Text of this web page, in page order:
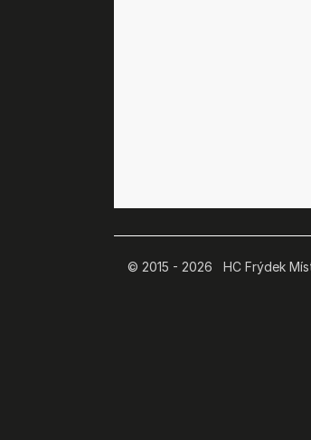
© 2015 - 2026 HC Frýdek